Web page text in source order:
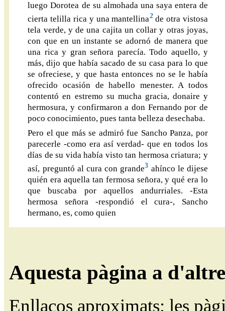
luego Dorotea de su almohada una saya entera de
cierta telilla rica y una mantellina2de otra vistosa
tela verde, y de una cajita un collar y otras joyas,
con que en un instante se adornó de manera que
una rica y gran señora parecía. Todo aquello, y
más, dijo que había sacado de su casa para lo que
se ofreciese, y que hasta entonces no se le había
ofrecido ocasión de habello menester. A todos
contentó en estremo su mucha gracia, donaire y
hermosura, y confirmaron a don Fernando por de
poco conocimiento, pues tanta belleza desechaba.
Pero el que más se admiró fue Sancho Panza, por
parecerle -como era así verdad- que en todos los
días de su vida había visto tan hermosa criatura; y
así, preguntó al cura con grande3 ahínco le dijese
quién era aquella tan fermosa señora, y qué era lo
que buscaba por aquellos andurriales. -Esta
hermosa señora -respondió el cura-, Sancho
hermano, es, como quien
Aquesta pàgina a
Enllaços aproximats; les